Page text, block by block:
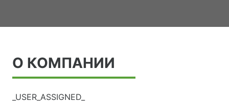
О КОМПАНИИ
_USER_ASSIGNED_